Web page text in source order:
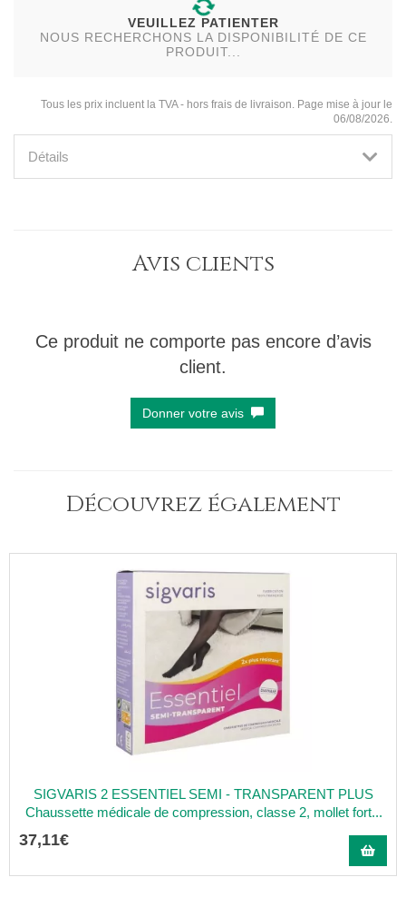
VEUILLEZ PATIENTER
NOUS RECHERCHONS LA DISPONIBILITÉ DE CE
PRODUIT...
Tous les prix incluent la TVA - hors frais de livraison. Page mise à jour le
06/08/2026.
Détails
Avis clients
Ce produit ne comporte pas encore d’avis
client.
Donner votre avis
Découvrez également
SIGVARIS 2 ESSENTIEL SEMI - TRANSPARENT PLUS
Chaussette médicale de compression, classe 2, mollet fort...
37,11€